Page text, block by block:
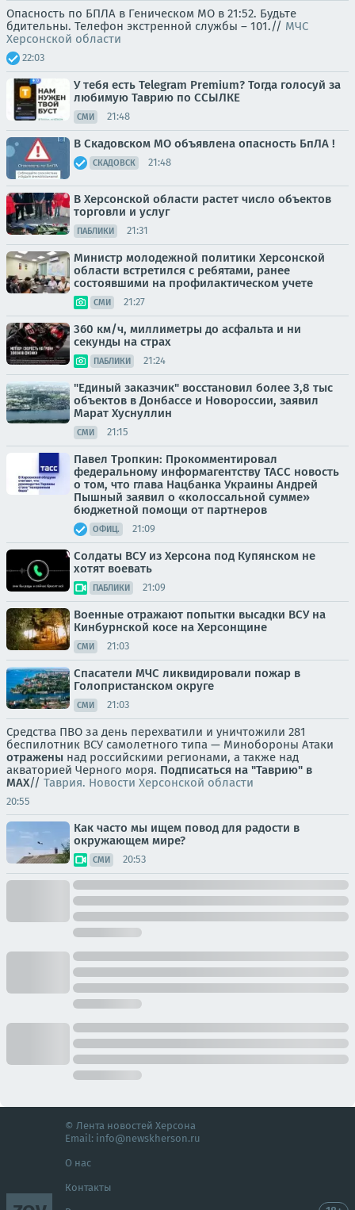
Опасность по БПЛА в Геническом МО в 21:52. Будьте
бдительны. Телефон экстренной службы – 101.// МЧС
Херсонской области
22:03
У тебя есть Telegram Premium? Тогда голосуй за
любимую Таврию по ССЫЛКЕ
СМИ 21:48
В Скадовском МО объявлена опасность БпЛА !
СКАДОВСК 21:48
В Херсонской области растет число объектов
торговли и услуг
ПАБЛИКИ 21:31
Министр молодежной политики Херсонской
области встретился с ребятами, ранее
состоявшими на профилактическом учете
СМИ 21:27
360 км/ч, миллиметры до асфальта и ни
секунды на страх
ПАБЛИКИ 21:24
"Единый заказчик" восстановил более 3,8 тыс
объектов в Донбассе и Новороссии, заявил
Марат Хуснуллин
СМИ 21:15
Павел Тропкин: Прокомментировал
федеральному информагентству ТАСС новость
о том, что глава Нацбанка Украины Андрей
Пышный заявил о «колоссальной сумме»
бюджетной помощи от партнеров
ОФИЦ. 21:09
Солдаты ВСУ из Херсона под Купянском не
хотят воевать
ПАБЛИКИ 21:09
Военные отражают попытки высадки ВСУ на
Кинбурнской косе на Херсонщине
СМИ 21:03
Спасатели МЧС ликвидировали пожар в
Голопристанском округе
СМИ 21:03
Средства ПВО за день перехватили и уничтожили 281
беспилотник ВСУ самолетного типа — Минобороны Атаки
отражены над российскими регионами, а также над
акваторией Черного моря. Подписаться на "Таврию" в
MAX// Таврия. Новости Херсонской области
20:55
Как часто мы ищем повод для радости в
окружающем мире?
СМИ 20:53
© Лента новостей Херсона
Email: info@newskherson.ru
О нас
Контакты